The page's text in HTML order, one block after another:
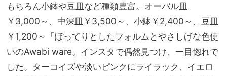
もちろん小鉢や豆皿など種類豊富。オーバル皿
￥3,000～、中深皿￥3,500～、小鉢￥2,400～、豆皿
￥1,200～「ぽってりとしたフォルムとやさしげな色使
いのAwabi ware。インスタで偶然見つけ、一目惚れで
した。ターコイズや淡いピンクにライラック、イエロ